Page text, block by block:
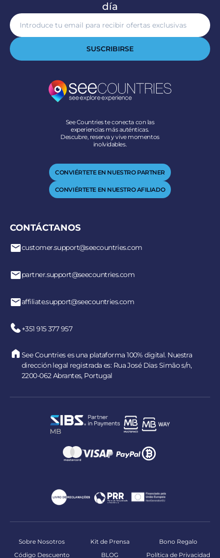
día
SUSCRIBIRSE
See Countries te conecta con las
experiencias más auténticas.
Descubre, reserva y vive momentos
inolvidables.
CONVIÉRTETE EN NUESTRO PARTNER
CONVIÉRTETE EN NUESTRO AFILIADO
CONTÁCTANOS
customer.support@seecountries.com
partner.support@seecountries.com
affiliate.support@seecountries.com
+351 915 377 957
See Countries es una plataforma 100% digital. Nuestra
dirección legal registrada es: Rua José Dias Simão s/n,
2200-062 Abrantes, Portugal
Sobre Nosotros Kit de Prensa
Bono Regalo
Código Descuento
BLOG Política de Privacidad